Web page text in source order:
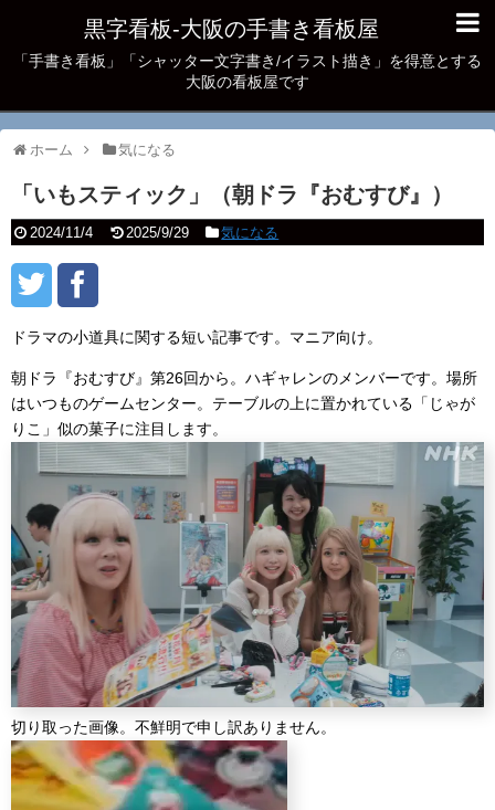
黒字看板‐大阪の手書き看板屋
「手書き看板」「シャッター文字書き/イラスト描き」を得意とする
大阪の看板屋です
ホーム 気になる
「いもスティック」（朝ドラ『おむすび』）
2024/11/4 2025/9/29 気になる
ドラマの小道具に関する短い記事です。マニア向け。
朝ドラ『おむすび』第26回から。ハギャレンのメンバーです。場所
はいつものゲームセンター。テーブルの上に置かれている「じゃが
りこ」似の菓子に注目します。
切り取った画像。不鮮明で申し訳ありません。